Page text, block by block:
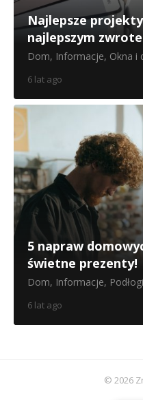
Najlepsze
najlepszym
Dom, Informacje, Okna i
6 lat ago
5 napraw
świetne prezenty!
Dom, Informacje, Podłogi
6 lat ago
© 2026